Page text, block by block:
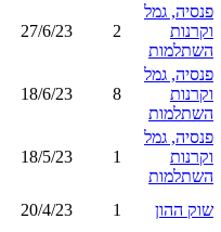
פנסיה, גמל
וקרנות
השתלמות
2
27/6/23
פנסיה, גמל
וקרנות
השתלמות
8
18/6/23
פנסיה, גמל
וקרנות
השתלמות
1
18/5/23
שוק ההון 1
20/4/23